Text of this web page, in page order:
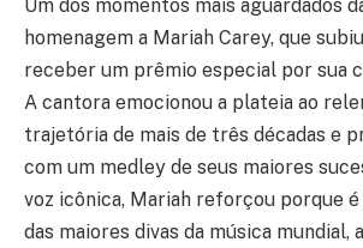
Um dos momentos mais aguardados
homenagem a Mariah Carey, que
receber um prêmio especial por sua
A cantora emocionou a plateia ao
trajetória de mais de três décadas e
com um medley de seus maiores
voz icônica, Mariah reforçou porque é
das maiores divas da música mundial,